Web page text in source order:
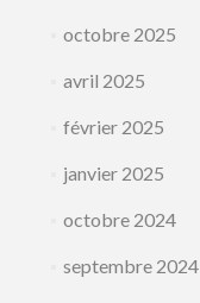
octobre 2025
avril 2025
février 2025
janvier 2025
octobre 2024
septembre 2024